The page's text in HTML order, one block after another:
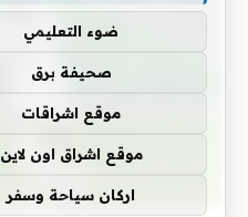
ضوء التعليمي
صحيفة برق
موقع اشراقات
موقع اشراق اون لاين
اركان سياحة وسفر